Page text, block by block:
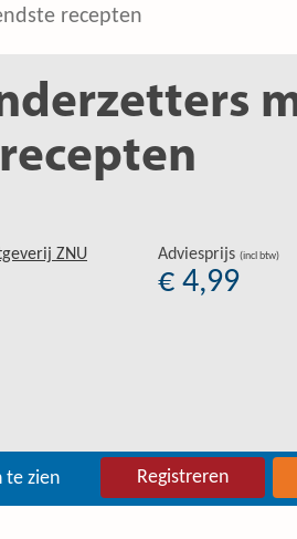
recepten
ZNU Adviesprijs (incl btw)
€ 4,99
te zien Registreren